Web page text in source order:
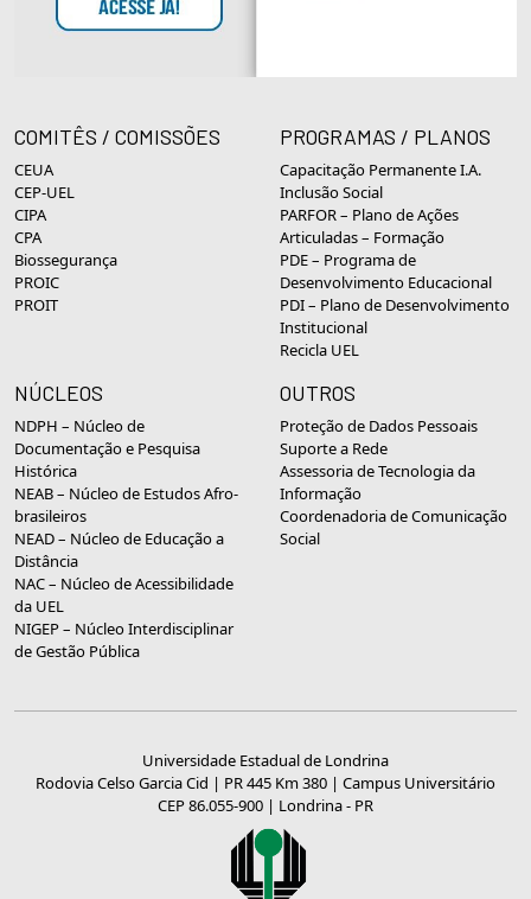
COMITÊS / COMISSÕES
CEUA
CEP-UEL
CIPA
CPA
Biossegurança
PROIC
PROIT
PROGRAMAS / PLANOS
Capacitação Permanente I.A.
Inclusão Social
PARFOR – Plano de Ações
Articuladas – Formação
PDE – Programa de
Desenvolvimento Educacional
PDI – Plano de Desenvolvimento
Institucional
Recicla UEL
NÚCLEOS
NDPH – Núcleo de
Documentação e Pesquisa
Histórica
NEAB – Núcleo de Estudos Afro-
brasileiros
NEAD – Núcleo de Educação a
Distância
NAC – Núcleo de Acessibilidade
da UEL
NIGEP – Núcleo Interdisciplinar
de Gestão Pública
OUTROS
Proteção de Dados Pessoais
Suporte a Rede
Assessoria de Tecnologia da
Informação
Coordenadoria de Comunicação
Social
Universidade Estadual de Londrina
Rodovia Celso Garcia Cid | PR 445 Km 380 | Campus Universitário
CEP 86.055-900 | Londrina - PR